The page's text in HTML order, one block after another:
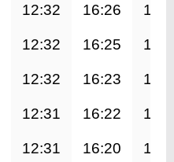
12:32 16:26
12:32 16:25
12:32 16:23
12:31 16:22
12:31 16:20